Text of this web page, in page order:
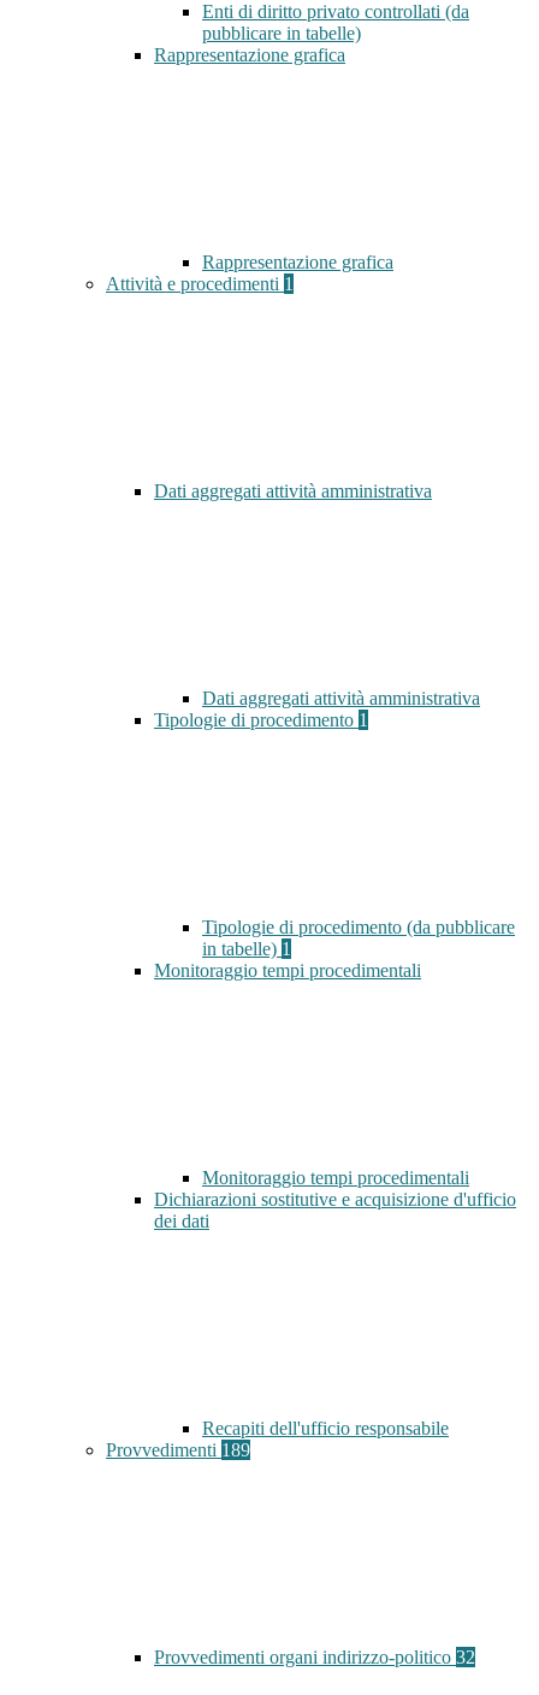
Enti di diritto privato controllati (da
pubblicare in tabelle)
Rappresentazione grafica
Rappresentazione grafica
Attività e procedimenti 1
Dati aggregati attività amministrativa
Dati aggregati attività amministrativa
Tipologie di procedimento 1
Tipologie di procedimento (da pubblicare
in tabelle) 1
Monitoraggio tempi procedimentali
Monitoraggio tempi procedimentali
Dichiarazioni sostitutive e acquisizione d'ufficio
dei dati
Recapiti dell'ufficio responsabile
Provvedimenti 189
Provvedimenti organi indirizzo-politico 32